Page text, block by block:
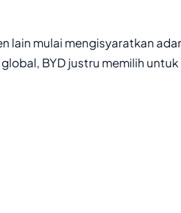
lain mulai mengisyaratkan
BYD justru memilih